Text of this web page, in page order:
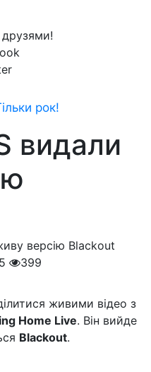
друзями!
рок!
видали
399
живими відео з
Home Live. Він вийде
Blackout.